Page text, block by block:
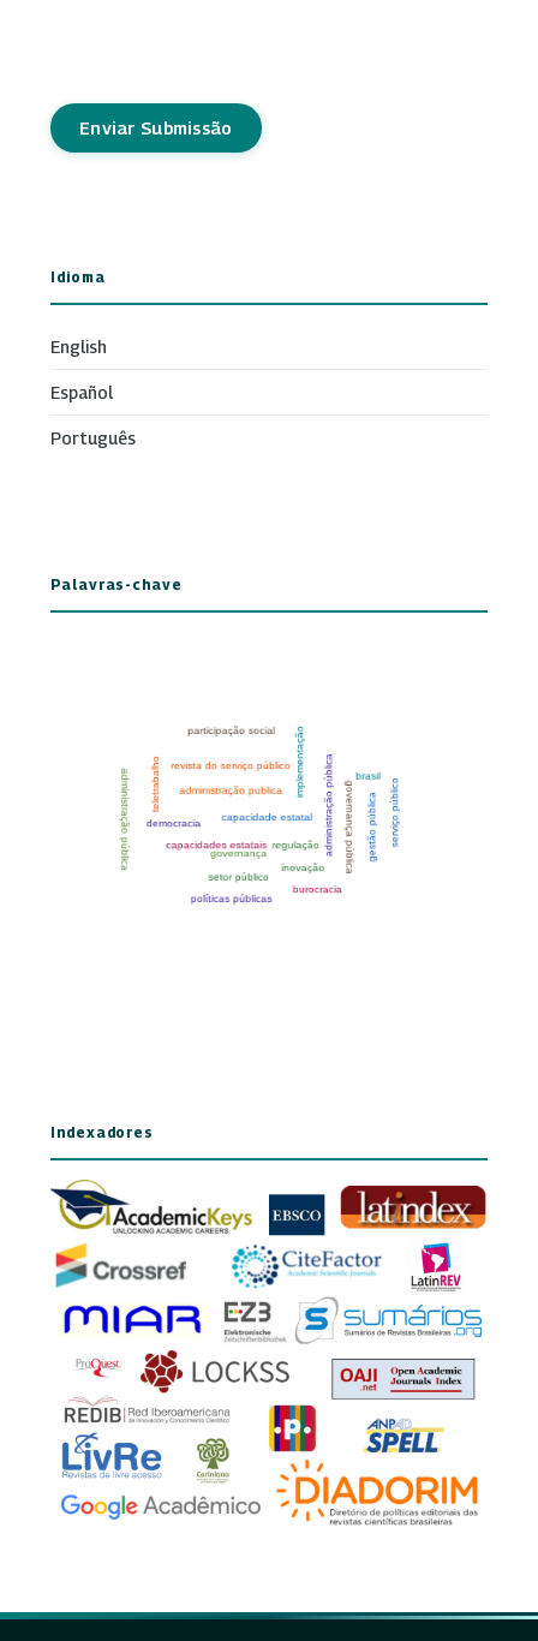
Enviar Submissão
Idioma
English
Español
Português
Palavras-chave
Indexadores